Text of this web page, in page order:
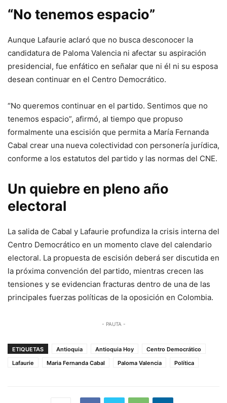
“No tenemos espacio”
Aunque Lafaurie aclaró que no busca desconocer la
candidatura de Paloma Valencia ni afectar su aspiración
presidencial, fue enfático en señalar que ni él ni su esposa
desean continuar en el Centro Democrático.
“No queremos continuar en el partido. Sentimos que no
tenemos espacio”, afirmó, al tiempo que propuso
formalmente una escisión que permita a María Fernanda
Cabal crear una nueva colectividad con personería jurídica,
conforme a los estatutos del partido y las normas del CNE.
Un quiebre en pleno año
electoral
La salida de Cabal y Lafaurie profundiza la crisis interna del
Centro Democrático en un momento clave del calendario
electoral. La propuesta de escisión deberá ser discutida en
la próxima convención del partido, mientras crecen las
tensiones y se evidencian fracturas dentro de una de las
principales fuerzas políticas de la oposición en Colombia.
- PAUTA -
ETIQUETAS Antioquia Antioquia Hoy
Centro Democrático
Lafaurie
Maria Fernanda Cabal Paloma Valencia Política